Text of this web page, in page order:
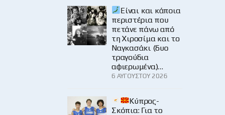
Είναι και κάποια
περιστέρια που
πετάνε πάνω από
τη Χιροσίμα και το
Ναγκασάκι (δυο
τραγούδια
αφιερωμένα)…
6 ΑΥΓΟΎΣΤΟΥ 2026
Κύπρος-
Σκόπια: Για το